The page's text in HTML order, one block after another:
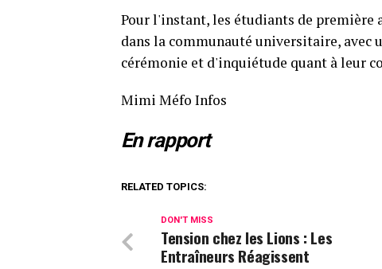
Pour l'instant, les étudiants de première
dans la communauté universitaire, avec
cérémonie et d'inquiétude quant à leur
Mimi Méfo Infos
En rapport
RELATED TOPICS:
DON'T MISS
Tension chez les Lions : Les
Entraîneurs Réagissent